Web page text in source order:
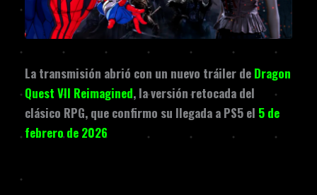
La transmisión abrió con un nuevo tráiler de Dragon
Quest VII Reimagined, la versión retocada del
clásico RPG, que confirmo su llegada a PS5 el 5 de
febrero de 2026